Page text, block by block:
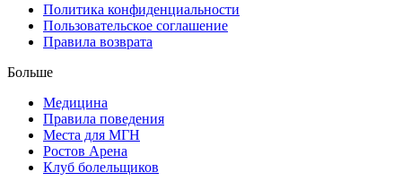
Политика конфиденциальности
Пользовательское соглашение
Правила возврата
Больше
Медицина
Правила поведения
Места для МГН
Ростов Арена
Клуб болельщиков